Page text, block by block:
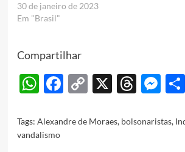
30 de janeiro de 2023
Em "Brasil"
Compartilhar
WhatsApp
Facebook
Copy
X
Tags: Alexandre de Moraes, bolsonaristas,
vandalismo